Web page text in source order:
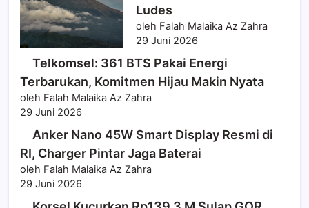
Ludes
oleh Falah Malaika Az Zahra
29 Juni 2026
Telkomsel: 361 BTS Pakai Energi
Terbarukan, Komitmen Hijau Makin Nyata
oleh Falah Malaika Az Zahra
29 Juni 2026
Anker Nano 45W Smart Display Resmi di
RI, Charger Pintar Jaga Baterai
oleh Falah Malaika Az Zahra
29 Juni 2026